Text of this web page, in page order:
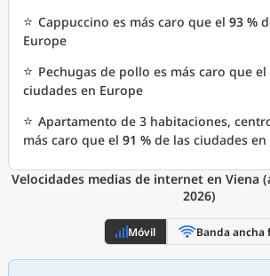
⭐ Cappuccino es más caro que el 93 %
Europe
⭐ Pechugas de pollo es más caro que el
ciudades en Europe
⭐ Apartamento de 3 habitaciones,
más caro que el 91 % de las ciudades
Velocidades medias de internet en Viena
2026)
Móvil Banda ancha